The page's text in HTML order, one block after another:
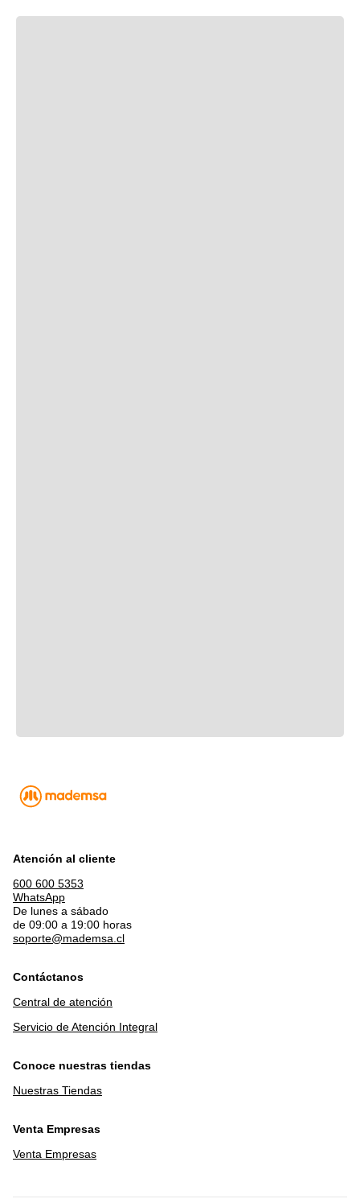
Atención al cliente
600 600 5353
WhatsApp
De lunes a sábado
de 09:00 a 19:00 horas
soporte@mademsa.cl
Contáctanos
Central de atención
Servicio de Atención Integral
Conoce nuestras tiendas
Nuestras Tiendas
Venta Empresas
Venta Empresas